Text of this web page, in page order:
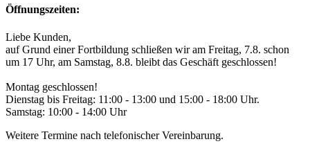
Öffnungszeiten:
Liebe Kunden,
auf Grund einer Fortbildung schließen wir am Freitag, 7.8. schon
um 17 Uhr, am Samstag, 8.8. bleibt das Geschäft geschlossen!
Montag geschlossen!
Dienstag bis Freitag: 11:00 - 13:00 und 15:00 - 18:00 Uhr.
Samstag: 10:00 - 14:00 Uhr
Weitere Termine nach telefonischer Vereinbarung.